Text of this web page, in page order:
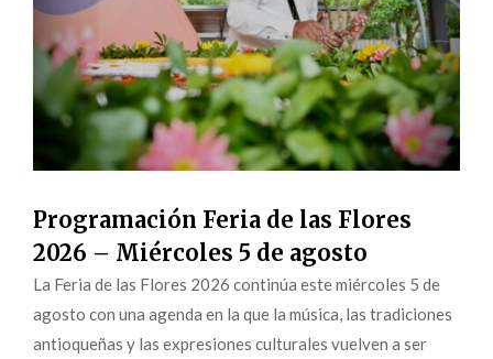
Programación Feria de las Flores
2026 – Miércoles 5 de agosto
La Feria de las Flores 2026 continúa este miércoles 5 de
agosto con una agenda en la que la música, las tradiciones
antioqueñas y las expresiones culturales vuelven a ser